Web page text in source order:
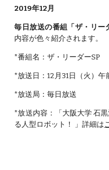
2019年12月
毎日放送の番組「ザ・リー
内容が色々紹介されます。
*番組名：ザ・リーダーSP
*放送日：12月31日（火）午
*放送局：毎日放送
*放送内容：「大阪大学 石
る人型ロボット！ 」詳細は